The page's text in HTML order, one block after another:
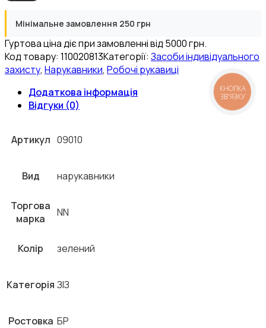
Мінімальне замовлення 250 грн
Гуртова ціна діє при замовленні від 5000 грн.
Код товару: 110020813Категорії: Засоби індивідуального
захисту, Нарукавники, Робочі рукавиці
Додаткова інформація
Відгуки (0)
Артикул 09010
Вид нарукавники
Торгова
марка
NN
Колір зелений
Категорія ЗІЗ
Ростовка БР
КНОПКА
ЗВ'ЯЗКУ